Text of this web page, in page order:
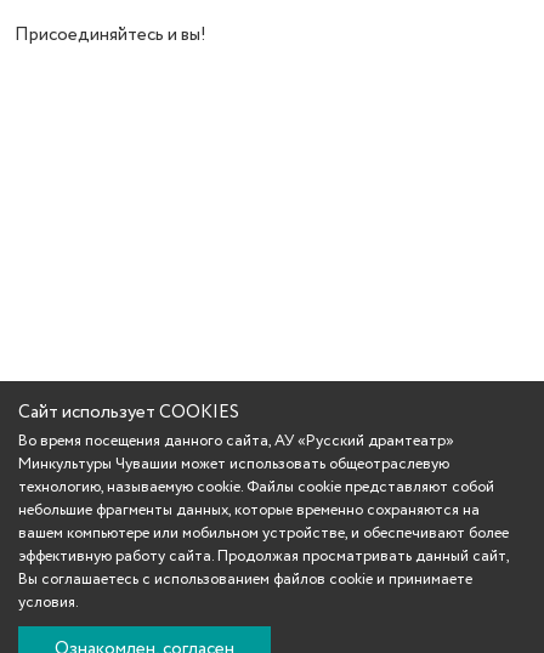
Присоединяйтесь и вы!
Сайт использует COOKIES
Во время посещения данного сайта, АУ «Русский драмтеатр»
Минкультуры Чувашии может использовать общеотраслевую
технологию, называемую cookie. Файлы cookie представляют собой
небольшие фрагменты данных, которые временно сохраняются на
вашем компьютере или мобильном устройстве, и обеспечивают более
эффективную работу сайта. Продолжая просматривать данный сайт,
Вы соглашаетесь с использованием файлов cookie и принимаете
условия.